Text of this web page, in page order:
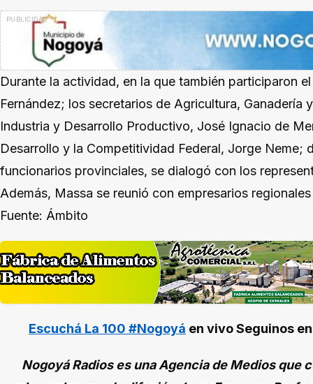
Durante la actividad, en la que también participaron
Fernández; los secretarios de Agricultura, Ganadería
Industria y Desarrollo Productivo, José Ignacio de
Desarrollo y la Competitividad Federal, Jorge Neme;
funcionarios provinciales, se dialogó con los
Además, Massa se reunió con empresarios
Fuente: Ámbito
Escuchá La 100 #Nogoyá en vivoSeguinos
Nogoyá Radios es una Agencia de Medios